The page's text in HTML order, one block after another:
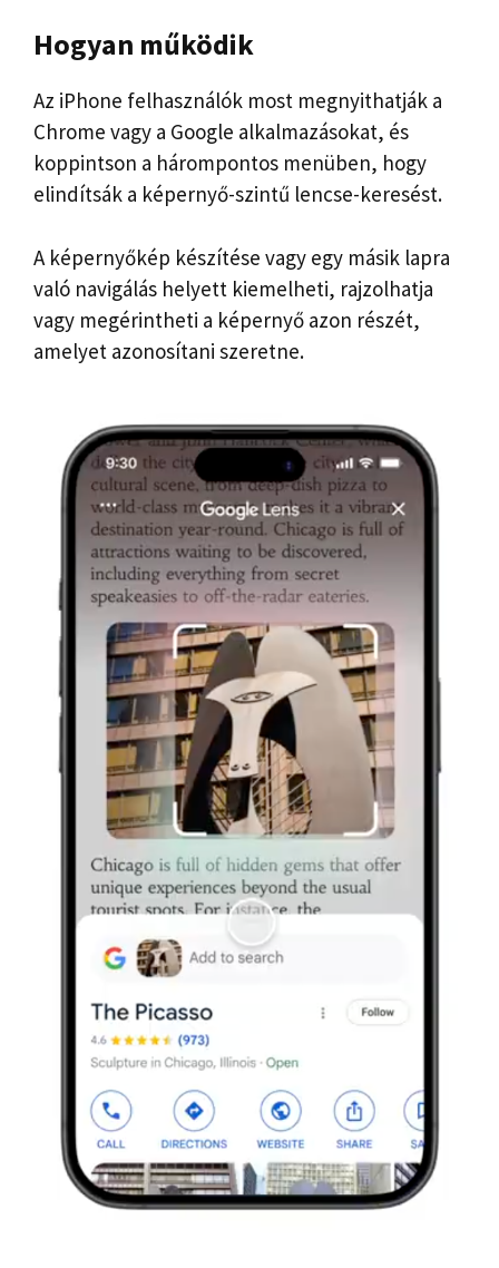
Hogyan működik
Az iPhone felhasználók most megnyithatják a
Chrome vagy a Google alkalmazásokat, és
koppintson a hárompontos menüben, hogy
elindítsák a képernyő-szintű lencse-keresést.
A képernyőkép készítése vagy egy másik lapra
való navigálás helyett kiemelheti, rajzolhatja
vagy megérintheti a képernyő azon részét,
amelyet azonosítani szeretne.